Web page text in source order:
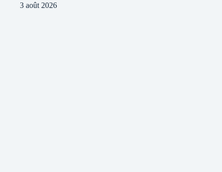
3 août 2026